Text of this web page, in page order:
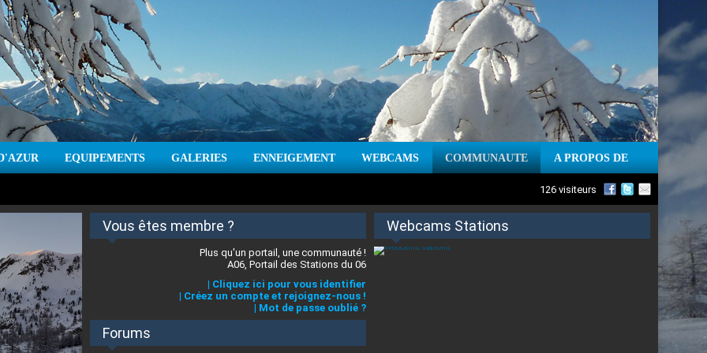
EQUIPEMENTS GALERIES ENNEIGEMENT WEBCAMS COMMUNAUTE A PROPOS DE
°C |Prévisions météo pour les jours à venir
des Alpes-Maritimes
126 visiteurs
Vous êtes membre ?
Plus qu'un portail, une communauté !
A06, Portail des Stations du 06
| Cliquez ici pour vous identifier
| Créez un compte et rejoignez-nous !
| Mot de passe oublié ?
Forums
Webcams Stations